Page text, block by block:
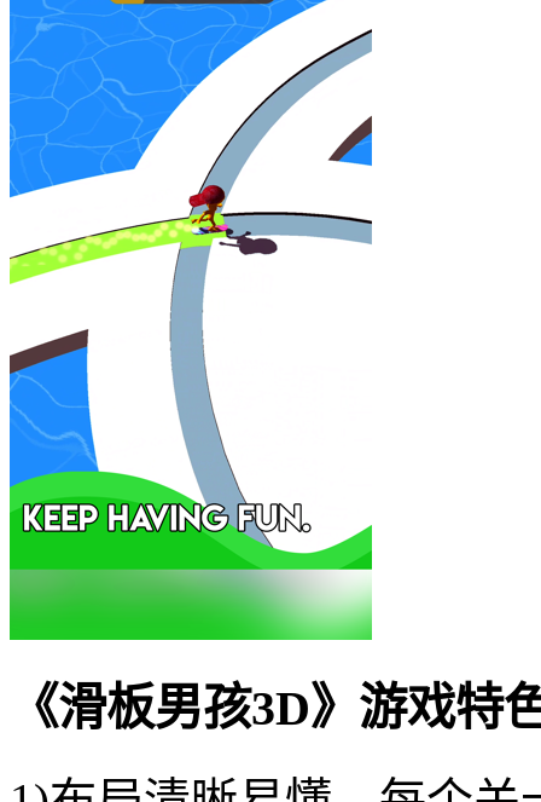
《滑板男孩3D》游戏特